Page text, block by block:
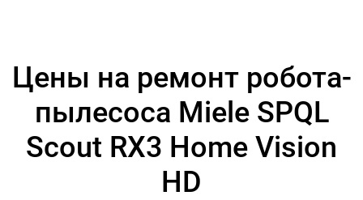
Цены на ремонт робота-
пылесоса Miele SPQL
Scout RX3 Home Vision
HD